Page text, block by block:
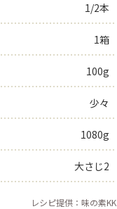
1/2本
1箱
100g
少々
1080g
大さじ2
レシピ提供：味の素KK